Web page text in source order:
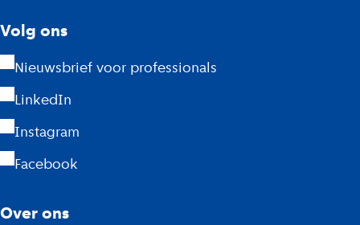
t
e
r
d
a
m
Volg ons
Nieuwsbrief voor professionals
LinkedIn
Instagram
Facebook
Over ons